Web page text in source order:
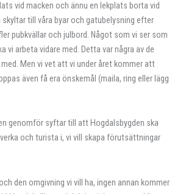
vid macken och ännu en lekplats borta vid
till våra byar och gatubelysning efter
pubkvällar och julbord. Något som vi ser som
vi arbeta vidare med. Detta var några av de
Men vi vet att vi under året kommer att
även få era önskemål (maila, ring eller lägg
genomför syftar till att Hogdalsbygden ska
och turista i, vi vill skapa förutsättningar
den omgivning vi vill ha, ingen annan kommer